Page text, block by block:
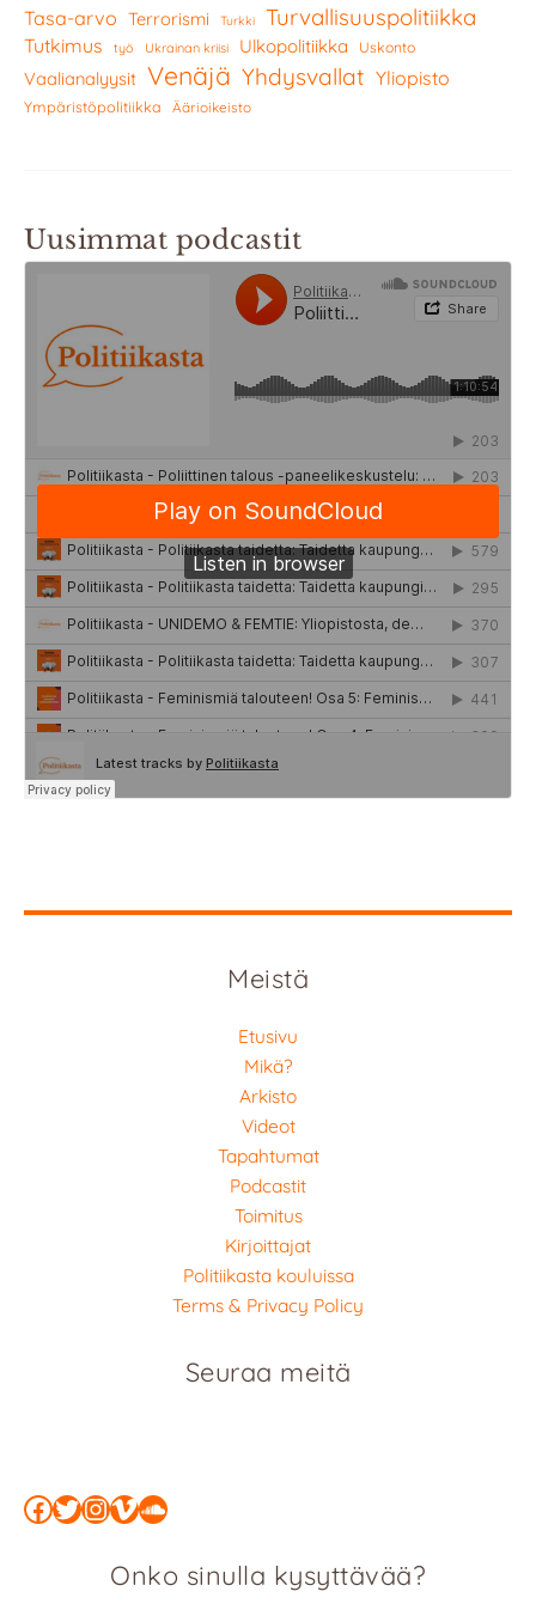
Tasa-arvo Terrorismi Turkki Turvallisuuspolitiikka
Tutkimus työ Ukrainan kriisi Ulkopolitiikka Uskonto
Vaalianalyysit Venäjä Yhdysvallat Yliopisto
Ympäristöpolitiikka Äärioikeisto
Uusimmat podcastit
Meistä
Etusivu
Mikä?
Arkisto
Videot
Tapahtumat
Podcastit
Toimitus
Kirjoittajat
Politiikasta kouluissa
Terms & Privacy Policy
Seuraa meitä
Facebook
Twitter
Instagram
Vimeo
SoundCloud
Onko sinulla kysyttävää?